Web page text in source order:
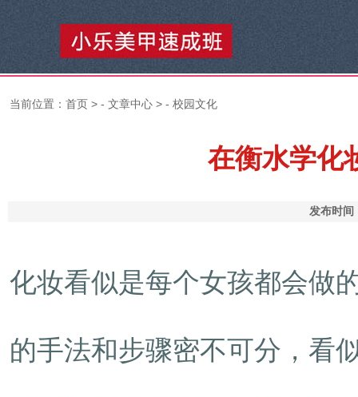
当前位置： 首页 > - 文章中心 > - 校园文化
在衡水学化
发布时
化妆看似是每个女孩都会做
的手法和步骤密不可分，看